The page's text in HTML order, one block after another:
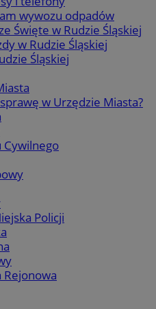
wywozu odpadów
Święte w Rudzie Śląskiej
w Rudzie Śląskiej
Śląskiej
sprawę w Urzędzie Miasta?
Cywilnego
Policji